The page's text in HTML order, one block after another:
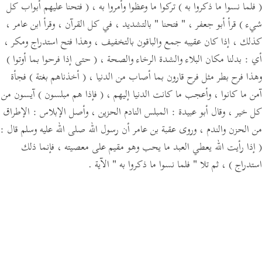
( فلما نسوا ما ذكروا به ) تركوا ما وعظوا وأمروا به ، ( فتحنا عليهم أبواب كل
شيء ) قرأ أبو جعفر ، " فتحنا " بالتشديد ، في كل القرآن ، وقرأ ابن عامر ،
كذلك ، إذا كان عقيبه جمع والباقون بالتخفيف ، وهذا فتح استدراج ومكر ،
أي : بدلنا مكان البلاء والشدة الرخاء والصحة ، ( حتى إذا فرحوا بما أوتوا )
وهذا فرح بطر مثل فرح قارون بما أصاب من الدنيا ، ( أخذناهم بغتة ) فجأة
آمن ما كانوا ، وأعجب ما كانت الدنيا إليهم ، ( فإذا هم مبلسون ) آيسون من
كل خير ، وقال أبو عبيدة : المبلس النادم الحزين ، وأصل الإبلاس : الإطراق
من الحزن والندم ، وروى عقبة بن عامر أن رسول الله صلى الله عليه وسلم قال :
( إذا رأيت الله يعطي العبد ما يحب وهو مقيم على معصيته ، فإنما ذلك
استدراج ) ، ثم تلا " فلما نسوا ما ذكروا به " الآية .